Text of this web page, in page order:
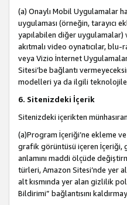
(a) Onaylı Mobil Uygulamalar
uygulaması (örneğin, tarayıcı
yapılabilen diğer uygulamalar)
akıtmalı video oynatıcılar,
veya Vizio İnternet
Sitesi’be bağlantı
modelleri ya da ilgili
6. Sitenizdeki İçerik
Sitenizdeki içerikten
(a)Program İçeriği’ne ekleme
grafik görüntüsü içeren İçeriği,
anlamını maddi ölçüde
türleri, Amazon Sitesi’nde yer
alt kısmında yer alan gizlilik
Bildirimi” bağlantısını